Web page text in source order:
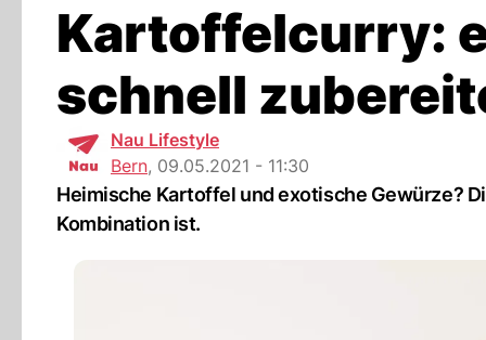
Kartoffelcurry:
schnell
Nau Lifestyle
Bern, 09.05.2021 - 11:30
Heimische Kartoffel und exotische Gewürze?
Kombination ist.